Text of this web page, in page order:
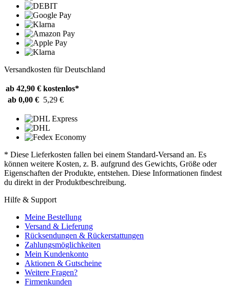
Versandkosten für Deutschland
ab 42,90 € kostenlos*
ab 0,00 € 5,29 €
* Diese Lieferkosten fallen bei einem Standard-Versand an. Es
können weitere Kosten, z. B. aufgrund des Gewichts, Größe oder
Eigenschaften der Produkte, entstehen. Diese Informationen findest
du direkt in der Produktbeschreibung.
Hilfe & Support
Meine Bestellung
Versand & Lieferung
Rücksendungen & Rückerstattungen
Zahlungsmöglichkeiten
Mein Kundenkonto
Aktionen & Gutscheine
Weitere Fragen?
Firmenkunden